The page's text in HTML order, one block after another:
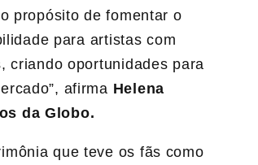
propósito de fomentar o
para artistas com
criando oportunidades para
afirma Helena
da Globo.